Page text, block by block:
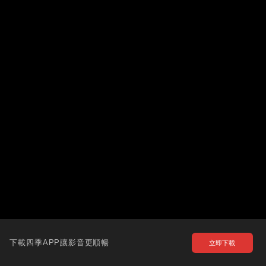
下載四季APP讓影音更順暢 立即下載